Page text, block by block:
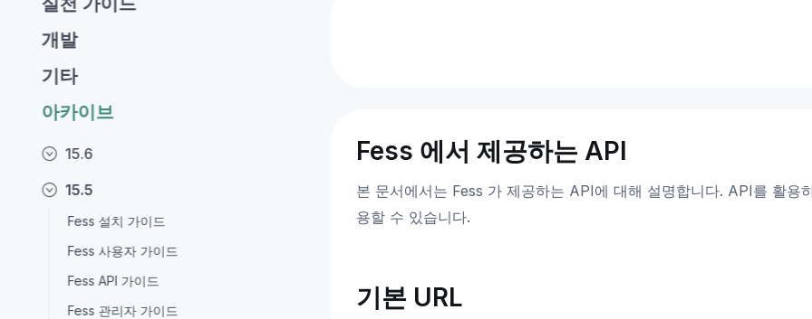
개발
기타
아카이브
15.6
15.5
Fess 설치 가이드
Fess 사용자 가이드
Fess API 가이드
Fess 관리자 가이드
Fess 에서 제공하는 API
본 문서에서는 Fess 가 제공하는 API에 대해 설명합니다. API를 활용
용할 수 있습니다.
기본 URL